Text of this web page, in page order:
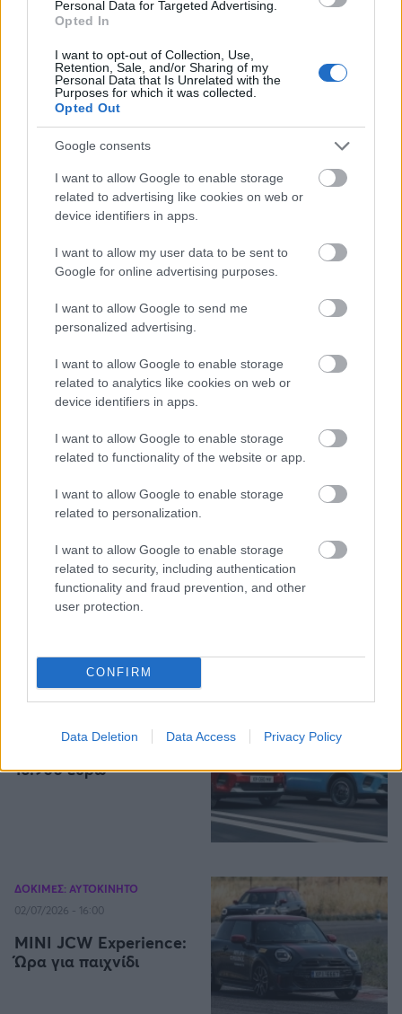
Personal Data for Targeted Advertising.
Opted In
I want to opt-out of Collection, Use,
Retention, Sale, and/or Sharing of my
Personal Data that Is Unrelated with the
Purposes for which it was collected.
Opted Out
Google consents
I want to allow Google to enable storage
related to advertising like cookies on web or
device identifiers in apps.
I want to allow my user data to be sent to
Google for online advertising purposes.
I want to allow Google to send me
personalized advertising.
I want to allow Google to enable storage
related to analytics like cookies on web or
device identifiers in apps.
I want to allow Google to enable storage
related to functionality of the website or app.
I want to allow Google to enable storage
related to personalization.
I want to allow Google to enable storage
related to security, including authentication
functionality and fraud prevention, and other
user protection.
CONFIRM
Data Deletion Data Access Privacy Policy
14/07/2026 - 15:48
Οικογενειακό SUV με
έως 7 θέσεις από 18.990
ευρώ γίνεται;
ΠΑΡΟΥΣΙΑΣΕΙΣ: ΑΥΤΟΚΙΝΗΤΟ
10/07/2026 - 18:30
Kia PV5 Cargo: Με φόρα
στην κατηγορία των
επαγγελματικών
ΔΟΚΙΜΕΣ: ΜΟΤΟΣΙΚΛΕΤΑ
07/07/2026 - 11:45
KTM 790 Duke: Νυστέρι
ΠΑΡΟΥΣΙΑΣΕΙΣ: ΑΥΤΟΚΙΝΗΤΟ
02/07/2026 - 19:00
Το B SUV που μπορείς να
αγοράσεις με μόλις
16.900 ευρώ
ΔΟΚΙΜΕΣ: ΑΥΤΟΚΙΝΗΤΟ
02/07/2026 - 16:00
MINI JCW Experience:
Ώρα για παιχνίδι